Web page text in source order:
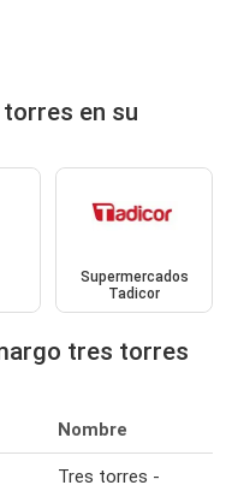
en su
Supermercados
Tadicor
tres torres
Nombre
Tres torres -